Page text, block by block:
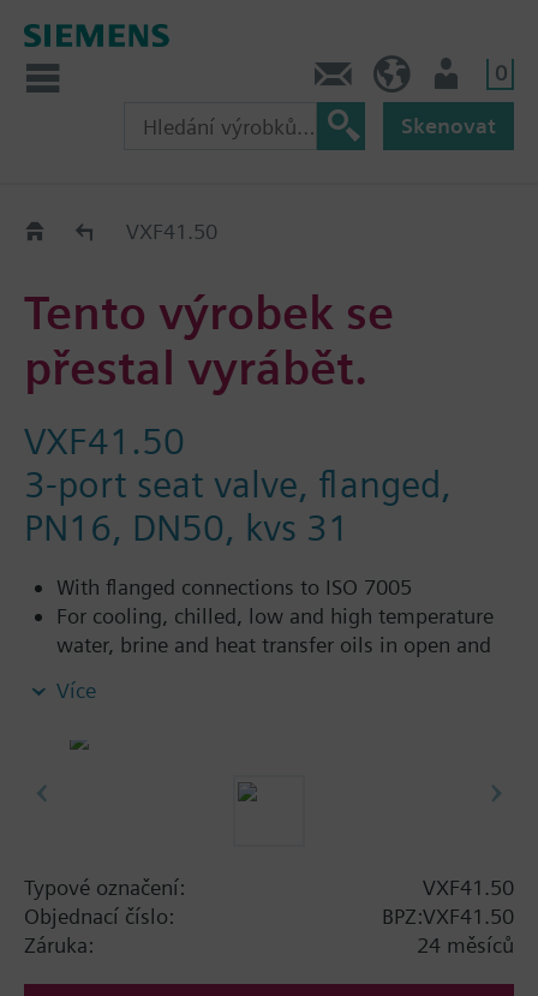
0
Skenovat
Old2NewVXF41.50
Tento výrobek se
přestal vyrábět.
VXF41.50
3-port seat valve, flanged,
PN16, DN50, kvs 31
With flanged connections to ISO 7005
For cooling, chilled, low and high temperature
water, brine and heat transfer oils in open and
VXF41...4: Sealing gland with PTFE sleeves for
Available up to summer 2011 order afterwards
VXF53.. respectively VXF43.. 3-port valves.
Více
Typové označení:
VXF41.50
Objednací číslo:
BPZ:VXF41.50
Záruka:
24 měsíců